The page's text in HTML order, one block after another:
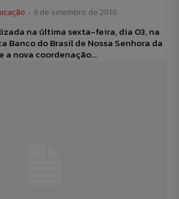
- 6 de setembro de 2010
na última sexta-feira, dia 03, na
Banco do Brasil de Nossa Senhora da
a nova coordenação...